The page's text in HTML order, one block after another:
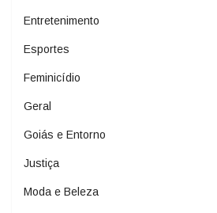
Entretenimento
Esportes
Feminicídio
Geral
Goiás e Entorno
Justiça
Moda e Beleza